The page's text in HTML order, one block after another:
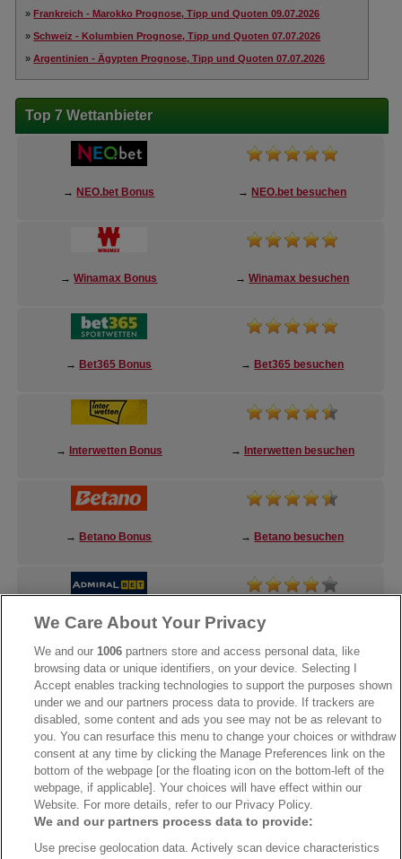
»Frankreich - Marokko Prognose, Tipp und Quoten 09.07.2026
»Schweiz - Kolumbien Prognose, Tipp und Quoten 07.07.2026
»Argentinien - Ägypten Prognose, Tipp und Quoten 07.07.2026
Top 7 Wettanbieter
→ NEO.bet Bonus → NEO.bet besuchen
→Winamax Bonus →Winamax besuchen
→ Bet365 Bonus → Bet365 besuchen
→ Interwetten Bonus → Interwetten besuchen
→ Betano Bonus → Betano besuchen
→AdmiralBet Bonus →AdmiralBet besuchen
→Bwin Bonus →Bwin besuchen
We Care About Your Privacy
We and our1006 partners store and access personal data, like
browsing data or unique identifiers, on your device. Selecting I
Accept enables tracking technologies to support the purposes shown
under we and our partners process data to provide. If trackers are
disabled, some content and ads you see may not be as relevant to
you. You can resurface this menu to change your choices or withdraw
consent at any time by clicking the Manage Preferences link on the
bottom of the webpage [or the floating icon on the bottom-left of the
webpage, if applicable]. Your choices will have effect within our
Website. For more details, refer to our Privacy Policy.
We and our partners process data to provide:
Use precise geolocation data. Actively scan device characteristics